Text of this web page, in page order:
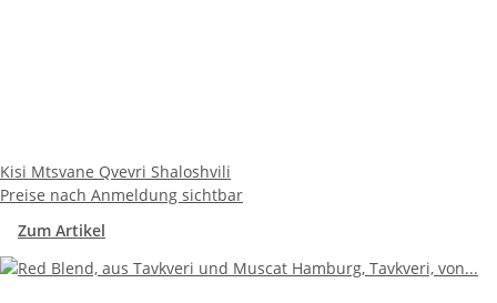
Kisi Mtsvane Qvevri Shaloshvili
Preise nach Anmeldung sichtbar
Zum Artikel